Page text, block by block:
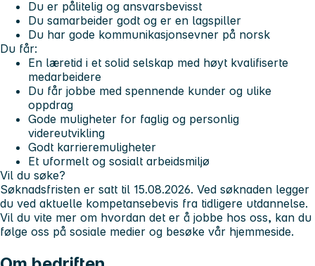
Du er pålitelig og ansvarsbevisst
Du samarbeider godt og er en lagspiller
Du har gode kommunikasjonsevner på norsk
Du får:
En læretid i et solid selskap med høyt kvalifiserte
medarbeidere
Du får jobbe med spennende kunder og ulike
oppdrag
Gode muligheter for faglig og personlig
videreutvikling
Godt karrieremuligheter
Et uformelt og sosialt arbeidsmiljø
Vil du søke?
Søknadsfristen er satt til 15.08.2026. Ved søknaden legger
du ved aktuelle kompetansebevis fra tidligere utdannelse.
Vil du vite mer om hvordan det er å jobbe hos oss, kan du
følge oss på sosiale medier og besøke vår hjemmeside.